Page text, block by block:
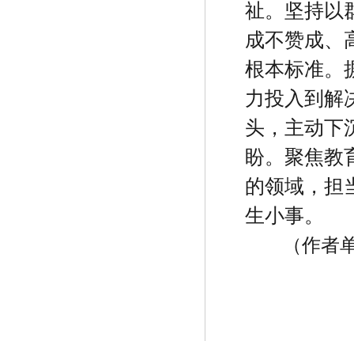
祉。坚持以
成不赞成、
根本标准。
力投入到解
头，主动下
盼。聚焦教
的领域，担
生小事。
（作者